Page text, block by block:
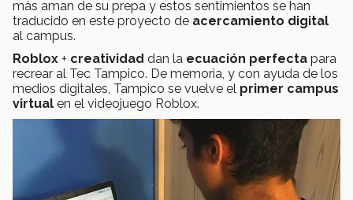
más aman de su prepa y estos sentimientos se han
traducido en este proyecto de acercamiento digital
al campus.
Roblox + creatividad dan la ecuación perfecta para
recrear al Tec Tampico. De memoria, y con ayuda de los
medios digitales, Tampico se vuelve el primer campus
virtual en el videojuego Roblox.